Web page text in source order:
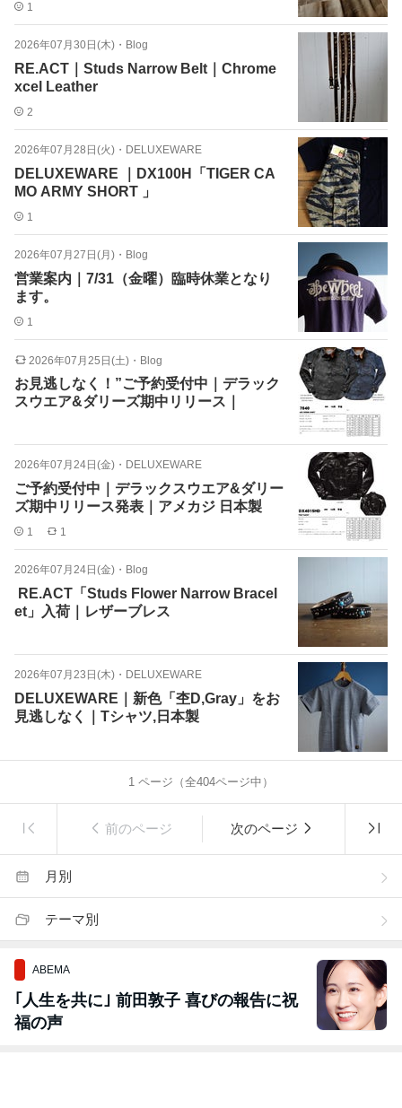
1
2026年07月30日(木) ・ Blog
RE.ACT｜Studs Narrow Belt｜Chrome
xcel Leather
2
2026年07月28日(火) ・ DELUXEWARE
DELUXEWARE ｜DX100H「TIGER CA
MO ARMY SHORT 」
1
2026年07月27日(月) ・ Blog
営業案内｜7/31（金曜）臨時休業となり
ます。
1
2026年07月25日(土) ・ Blog
お見逃しなく！”ご予約受付中｜デラック
スウエア&ダリーズ期中リリース｜
2026年07月24日(金) ・ DELUXEWARE
ご予約受付中｜デラックスウエア&ダリー
ズ期中リリース発表｜アメカジ 日本製
1 1
2026年07月24日(金) ・ Blog
RE.ACT「Studs Flower Narrow Bracel
et」入荷｜レザーブレス
2026年07月23日(木) ・ DELUXEWARE
DELUXEWARE｜新色「杢D,Gray」をお
見逃しなく｜Tシャツ,日本製
1 ページ（全404ページ中）
前のページ 次のページ
月別
テーマ別
ABEMA
｢人生を共に｣ 前田敦子 喜びの報告に祝
福の声